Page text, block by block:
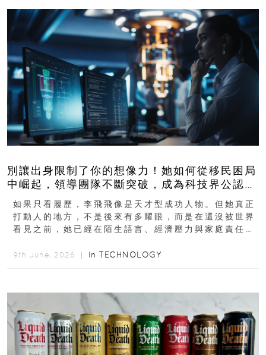
別讓出身限制了你的想像力！她如何從移民困局
中崛起，領導團隊不斷突破，成為科技界公認的
「教母」？
如果只看履歷，李飛飛像是天才型成功人物。但她真正
打動人的地方，不是後來有多耀眼，而是在還沒被世界
看見之前，她已經在陌生語言、經濟壓力與家庭責任之
西...
9th June, 2026 ｜ In TECHNOLOGY